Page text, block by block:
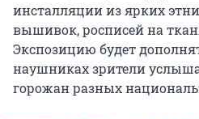
инсталляции из ярких
вышивок, росписей на
Экспозицию будет
наушниках зрители
горожан разных